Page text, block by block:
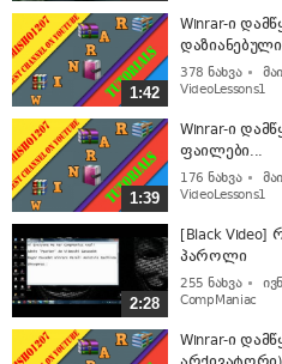
1:42
Winrar-ი
378 ნახვა
VideoLessons1
1:39
Winrar-ი
ფაილები...
176 ნახვა
VideoLessons1
2:28
[Black
პაროლი
255 ნახვა
CompManiac
Winrar-ი